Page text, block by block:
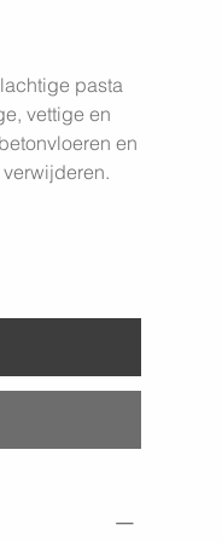
pasta
vettige en
en